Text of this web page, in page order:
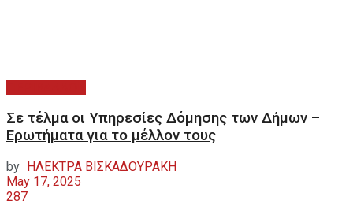
Σε τέλμα οι Υπηρεσίες Δόμησης των Δήμων –
Ερωτήματα για το μέλλον τους
by ΗΛΕΚΤΡΑ ΒΙΣΚΑΔΟΥΡΑΚΗ
May 17, 2025
287